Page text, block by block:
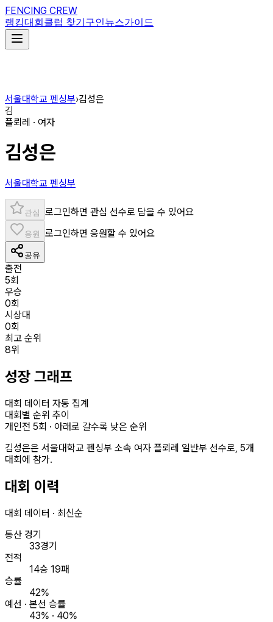
FENCING CREW
랭킹대회 클럽 찾기 구인뉴스가이드
서울대학교 펜싱부›김성은
김
플뢰레 · 여자
김성은
서울대학교 펜싱부
관심 로그인하면 관심 선수로 담을 수 있어요
응원 로그인하면 응원할 수 있어요
공유
출전
5회
우승
0회
시상대
0회
최고 순위
8위
성장 그래프
대회 데이터 자동 집계
대회별 순위 추이
개인전 5회 · 아래로 갈수록 낮은 순위
김성은은 서울대학교 펜싱부 소속 여자 플뢰레 일반부 선수로, 5개
대회에 참가.
대회 이력
대회 데이터 · 최신순
통산 경기
33경기
전적
14승 19패
승률
42%
예선 · 본선 승률
43% · 40%